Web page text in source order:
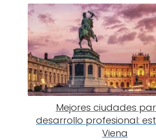
Mejores ciudades
desarrollo profesional:
Viena